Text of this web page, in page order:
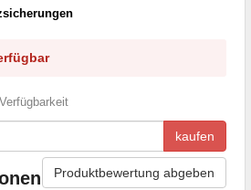
kaufen
Produktbewertung abgeben